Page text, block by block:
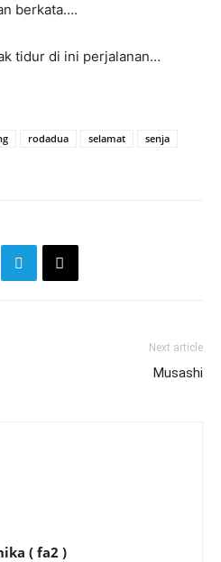
berkata….
tidur di ini perjalanan…
rodadua selamat
senja
Next article
Musashi
( fa2 )